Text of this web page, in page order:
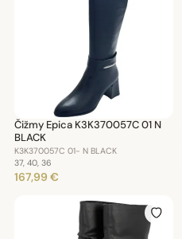
Čižmy Epica K3K370057C 01 N
BLACK
K3K370057C 01- N BLACK
37, 40, 36
167,99 €